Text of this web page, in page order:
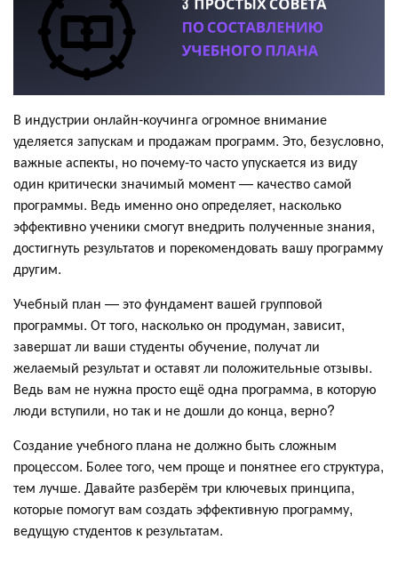
В индустрии онлайн-коучинга огромное внимание
уделяется запускам и продажам программ. Это, безусловно,
важные аспекты, но почему-то часто упускается из виду
один критически значимый момент — качество самой
программы. Ведь именно оно определяет, насколько
эффективно ученики смогут внедрить полученные знания,
достигнуть результатов и порекомендовать вашу программу
другим.
Учебный план — это фундамент вашей групповой
программы. От того, насколько он продуман, зависит,
завершат ли ваши студенты обучение, получат ли
желаемый результат и оставят ли положительные отзывы.
Ведь вам не нужна просто ещё одна программа, в которую
люди вступили, но так и не дошли до конца, верно?
Создание учебного плана не должно быть сложным
процессом. Более того, чем проще и понятнее его структура,
тем лучше. Давайте разберём три ключевых принципа,
которые помогут вам создать эффективную программу,
ведущую студентов к результатам.